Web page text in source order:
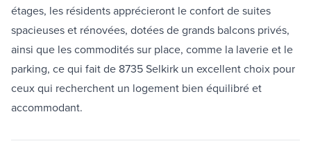
étages, les résidents apprécieront le confort de suites
spacieuses et rénovées, dotées de grands balcons privés,
ainsi que les commodités sur place, comme la laverie et le
parking, ce qui fait de 8735 Selkirk un excellent choix pour
ceux qui recherchent un logement bien équilibré et
accommodant.